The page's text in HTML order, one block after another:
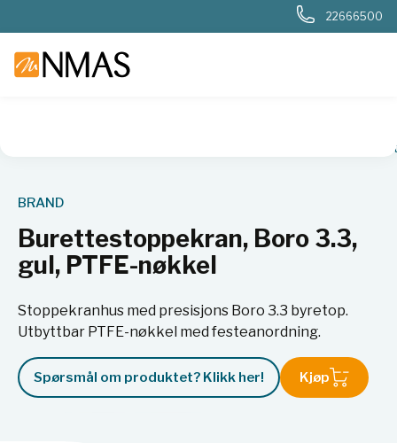
22666500
BRAND
Burettestoppekran, Boro 3.3,
gul, PTFE-nøkkel
Stoppekranhus med presisjons Boro 3.3 byretop.
Utbyttbar PTFE-nøkkel med festeanordning.
Spørsmål om produktet? Klikk her! Kjøp